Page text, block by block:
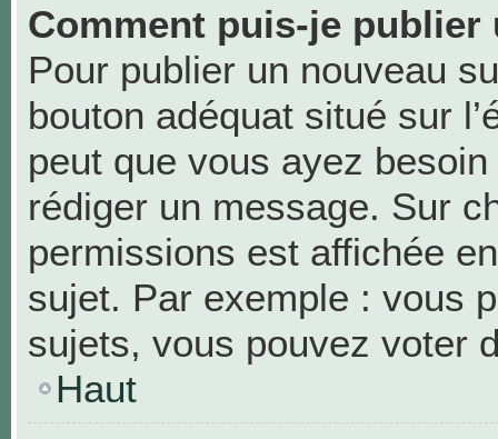
Comment puis-je
Pour publier un nouveau
bouton adéquat situé sur
peut que vous ayez
rédiger un message. Sur
permissions est affichée
sujet. Par exemple : vous
sujets, vous pouvez voter
Haut